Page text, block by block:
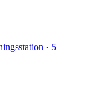
· 5